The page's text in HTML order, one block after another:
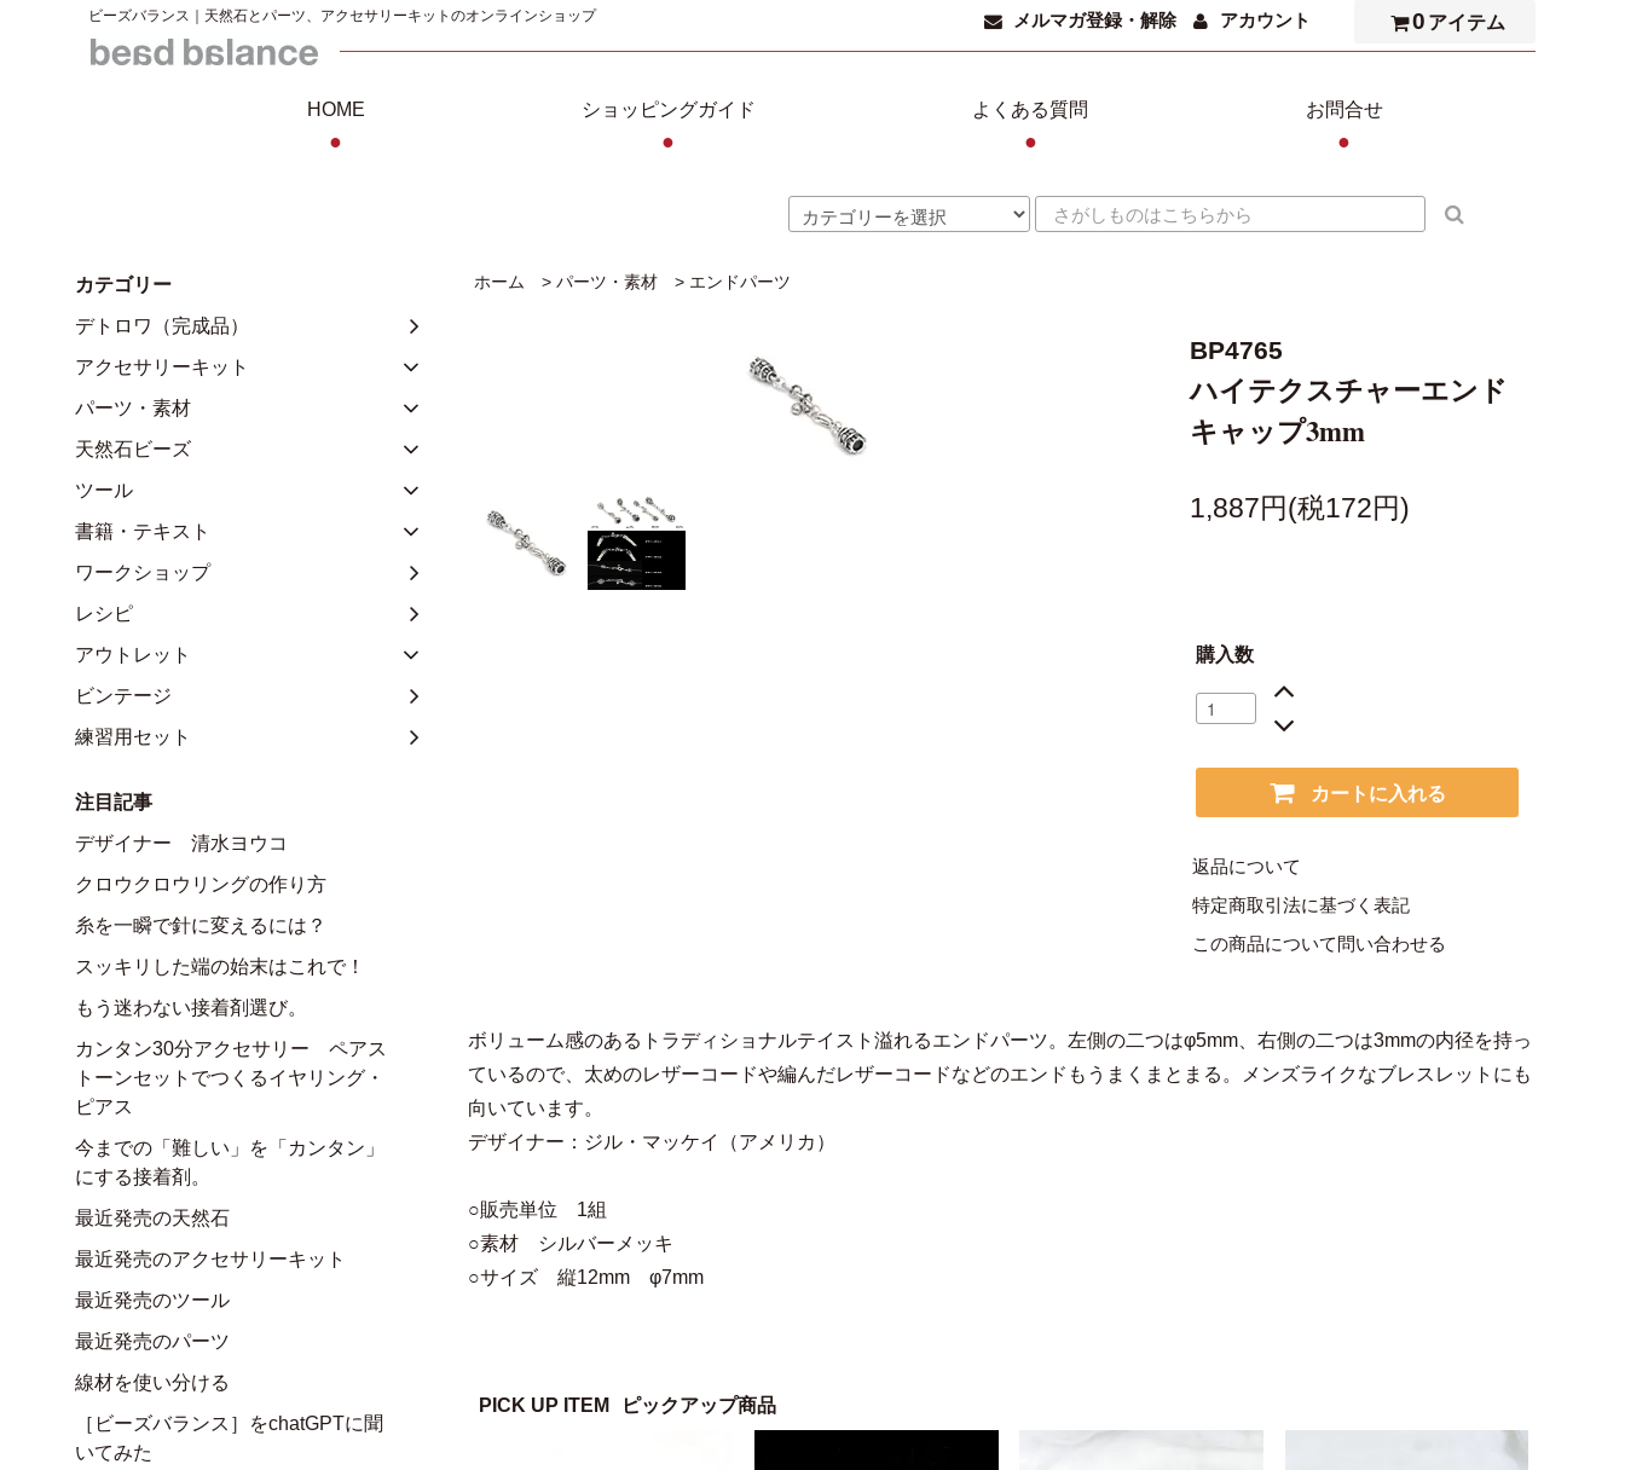
ビーズバランス｜天然石とパーツ、アクセサリーキットのオンラインショップ メルマガ登録・解除 アカウント 0 アイテム
HOME
●
ショッピングガイド
●
よくある質問
●
お問合せ
●
ホーム > パーツ・素材 > エンドパーツ
BP4765
ハイテクスチャーエンド
キャップ3mm
1,887円(税172円)
購入数
カートに入れる
返品について
特定商取引法に基づく表記
この商品について問い合わせる
ボリューム感のあるトラディショナルテイスト溢れるエンドパーツ。左側の二つはφ5mm、右側の二つは3mmの内径を持っ
ているので、太めのレザーコードや編んだレザーコードなどのエンドもうまくまとまる。メンズライクなブレスレットにも
向いています。
デザイナー：ジル・マッケイ（アメリカ）
○販売単位 1組
○素材 シルバーメッキ
○サイズ 縦12mm φ7mm
PICK UP ITEM ピックアップ商品
カテゴリー
デトロワ（完成品）
アクセサリーキット
パーツ・素材
天然石ビーズ
ツール
書籍・テキスト
ワークショップ
レシピ
アウトレット
ビンテージ
練習用セット
注目記事
デザイナー 清水ヨウコ
クロウクロウリングの作り方
糸を一瞬で針に変えるには？
スッキリした端の始末はこれで！
もう迷わない接着剤選び。
カンタン30分アクセサリー ペアス
トーンセットでつくるイヤリング・
ピアス
今までの「難しい」を「カンタン」
にする接着剤。
最近発売の天然石
最近発売のアクセサリーキット
最近発売のツール
最近発売のパーツ
線材を使い分ける
［ビーズバランス］をchatGPTに聞
いてみた